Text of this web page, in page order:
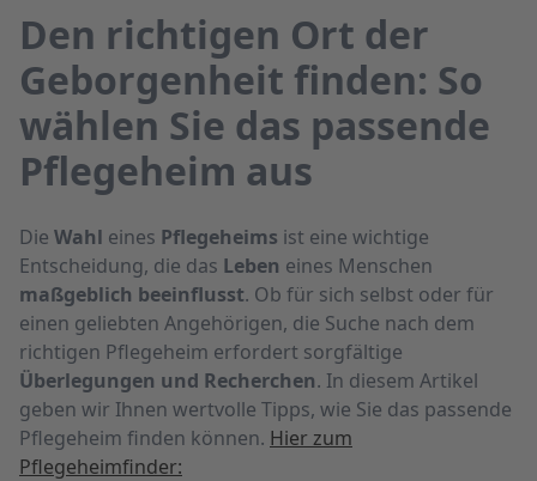
Den richtigen Ort der
Geborgenheit finden: So
wählen Sie das passende
Pflegeheim aus
Die Wahl eines Pflegeheims ist eine wichtige
Entscheidung, die das Leben eines Menschen
maßgeblich beeinflusst. Ob für sich selbst oder für
einen geliebten Angehörigen, die Suche nach dem
richtigen Pflegeheim erfordert sorgfältige
Überlegungen und Recherchen. In diesem Artikel
geben wir Ihnen wertvolle Tipps, wie Sie das passende
Pflegeheim finden können. Hier zum
Pflegeheimfinder: